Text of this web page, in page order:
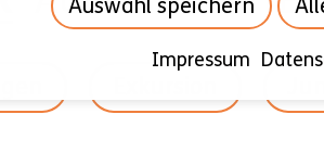
Auswahl speichern
Impressum